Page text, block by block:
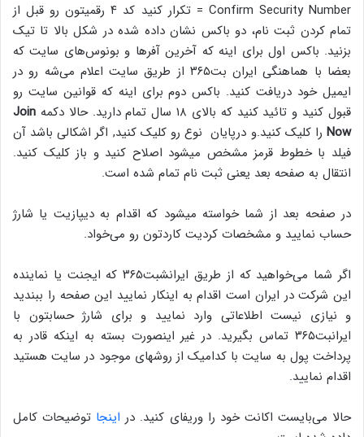
Confirm Security Number = تکرار کنید کد ۴ رقمیتون رو قبل از
تمام کردن ثبت نام، دو باکس نشان داده شده در شکل بالا تا تیک
بزنید. باکس اول برای اینه که آخرین آفر‌ها و بونوس‌های سایت که
بعضا با هماهنگی ایران بت۳۶۵ از طریق سایت اعلام می‌شه رو در
ایمیل خود دریافت کنید. باکس دوم برای اینه که قوانین سایت رو
قبول کنید و تائید کنید که بالای ۱۸ سال تمام دارید. حالا دکمه
Join
Now را کلیک کنید.و درپایان نوع رو کلیک کنید, اگر اشکالی‌ باشد آن
فیلد با خطوط قرمز مشخص میشود اصلاح کنید و باز کلیک کنید.
انتقال به صفحه بعد یعنی‌ ثبت نام تمام شده است.
در صفحه بعد از شما خواسته میشود که اقدام به دیپازیت یا شارژ
حساب نمایید و مشخصات کردیت کاردتون رو می‌خواد.
اگر شما می‌خواهید که از طریق ایرانشبت۳۶۵ که ایجنت یا نماینده
این شرکت در ایران است اقدام به اینکار نمایید این صفحه را ببندید
و نیازی نیست اطلاعاتی وارد نمایید و برای شارژ حسابتون با
ایرانبت۳۶۵ تماس بگیرید. در غیر اینصورت بسته به اینکه قادر به
پرداخت پول به سایت با کدامیک از روشهای موجود در سایت هستید
اقدام نمایید.
حالا می‌بایست اکانت خود را وریفای کنید. در اینجا توضیحات کامل